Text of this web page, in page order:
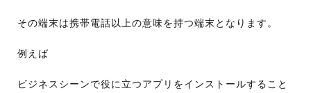
その端末は携帯電話以上の意味を持つ端末となります。
例えば
ビジネスシーンで役に立つアプリをインストールすること